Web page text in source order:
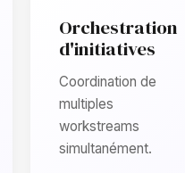
Orchestration
d'initiatives
Coordination de
multiples
workstreams
simultanément.